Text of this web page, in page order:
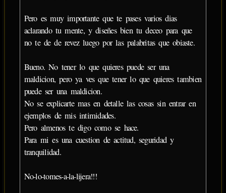
Pero es muy importante que te pases varios dias
aclarando tu mente, y diseñes bien tu deceo para que
no te de de revez luego por las palabritas que obiaste.
Bueno. No tener lo que quieres puede ser una
maldicion, pero ya ves que tener lo que quieres tambien
puede ser una maldicion.
No se explicarte mas en detalle las cosas sin entrar en
ejemplos de mis intimidades.
Pero almenos te digo como se hace.
Para mi es una cuestion de actitud, seguridad y
tranquilidad.
No-lo-tomes-a-la-lijera!!!